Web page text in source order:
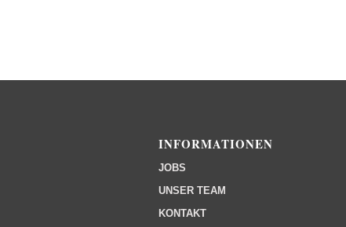
INFORMATIONEN
JOBS
UNSER TEAM
KONTAKT